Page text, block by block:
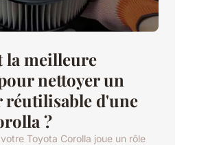
la meilleure
nettoyer un
réutilisable d'une
?
Toyota Corolla joue un rôle